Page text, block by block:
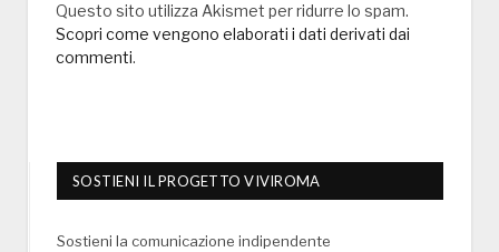
Questo sito utilizza Akismet per ridurre lo spam.
Scopri come vengono elaborati i dati derivati dai
commenti.
SOSTIENI IL PROGETTO VIVIROMA
Sostieni la comunicazione indipendente